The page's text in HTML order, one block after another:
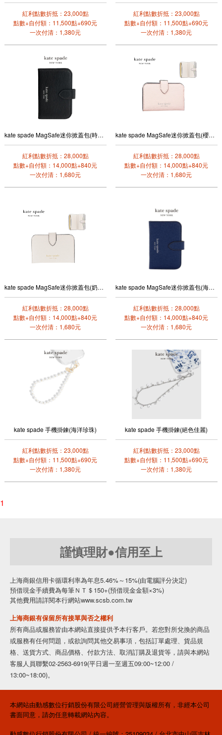
紅利點數折抵：23,000點
點數+自付額：11,500點+690元
一次付清：1,380元
紅利點數折抵：23,000點
點數+自付額：11,500點+690元
一次付清：1,380元
kate spade MagSafe迷你掀蓋包(時尚黑)
紅利點數折抵：28,000點
點數+自付額：14,000點+840元
一次付清：1,680元
kate spade MagSafe迷你掀蓋包(櫻花粉)
紅利點數折抵：28,000點
點數+自付額：14,000點+840元
一次付清：1,680元
kate spade MagSafe迷你掀蓋包(奶油白)
紅利點數折抵：28,000點
點數+自付額：14,000點+840元
一次付清：1,680元
kate spade MagSafe迷你掀蓋包(海軍藍)
紅利點數折抵：28,000點
點數+自付額：14,000點+840元
一次付清：1,680元
kate spade 手機掛鍊(海洋珍珠)
紅利點數折抵：23,000點
點數+自付額：11,500點+690元
一次付清：1,380元
kate spade 手機掛鍊(絕色佳麗)
紅利點數折抵：23,000點
點數+自付額：11,500點+690元
一次付清：1,380元
1
謹慎理財●信用至上
上海商銀信用卡循環利率為年息5.46%～15%(由電腦評分決定)
預借現金手續費為每筆ＮＴ＄150+(預借現金金額×3%)
其他費用請詳閱本行網站www.scsb.com.tw
上海商銀有保留所有接單與否之權利
所有商品或服務皆由本網站直接提供予本行客戶。若您對所兌換的商品
或服務有任何問題，或欲詢問其他交易事項，包括訂單處理、貨品規
格、送貨方式、商品價格、付款方法、取消訂購及退貨等，請與本網站
客服人員聯繫02-2563-6919(平日週一至週五09:00~12:00 /
13:00~18:00)。
本網站由動感數位行銷股份有限公司經營管理與版權所有，非經本公司
書面同意，請勿任意轉載網站內容。